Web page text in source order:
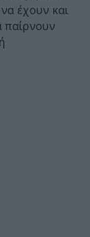
έχουν και
παίρνουν